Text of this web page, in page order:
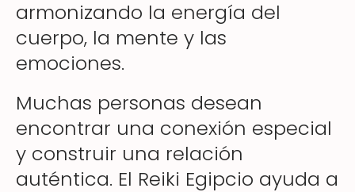
armonizando la energía del
cuerpo, la mente y las
emociones.
Muchas personas desean
encontrar una conexión especial
y construir una relación
auténtica. El Reiki Egipcio ayuda a